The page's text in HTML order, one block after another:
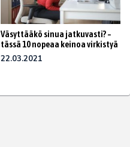
Väsyttääkö sinua jatkuvasti? –
tässä 10 nopeaa keinoa virkistyä
22.03.2021